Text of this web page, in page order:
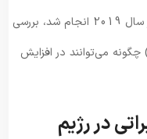
در تحقیقی که توسط دکتر مارکوس تیلور در سال 2019 انجام شد، بررسی
چگونه می‌توانند در افزایش
در رژیم